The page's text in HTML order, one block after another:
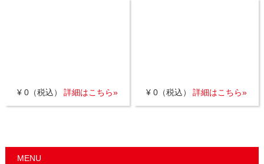
¥ 0（税込） 詳細はこちら» ¥ 0 （税込） 詳細はこちら»
MENU